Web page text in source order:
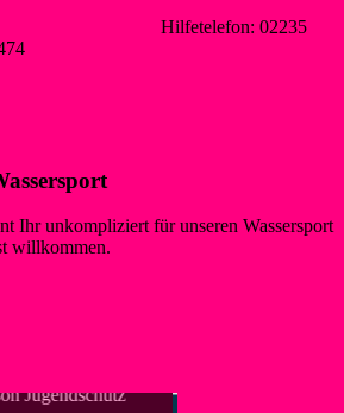
Hilfetelefon: 02235
Ihr unkompliziert für unseren Wassersport
willkommen.